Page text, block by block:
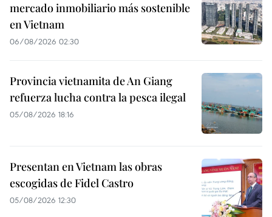
mercado inmobiliario más sostenible
en Vietnam
06/08/2026 02:30
Provincia vietnamita de An Giang
refuerza lucha contra la pesca ilegal
05/08/2026 18:16
Presentan en Vietnam las obras
escogidas de Fidel Castro
05/08/2026 12:30